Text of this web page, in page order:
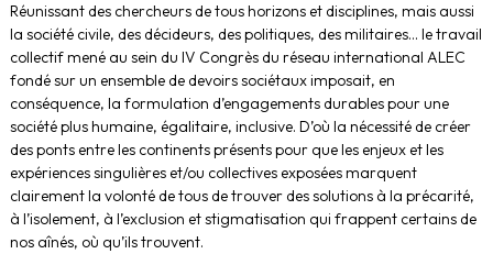
Réunissant des chercheurs de tous horizons et disciplines, mais aussi
la société civile, des décideurs, des politiques, des militaires… le travail
collectif mené au sein du IV Congrès du réseau international ALEC
fondé sur un ensemble de devoirs sociétaux imposait, en
conséquence, la formulation d’engagements durables pour une
société plus humaine, égalitaire, inclusive. D’où la nécessité de créer
des ponts entre les continents présents pour que les enjeux et les
expériences singulières et/ou collectives exposées marquent
clairement la volonté de tous de trouver des solutions à la précarité,
à l’isolement, à l’exclusion et stigmatisation qui frappent certains de
nos aînés, où qu’ils trouvent.